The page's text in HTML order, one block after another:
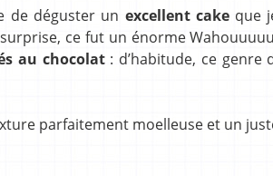
de déguster un excellent cakeque
ce fut un énorme
au chocolat: d’habitude, ce genre
parfaitement moelleuse et un